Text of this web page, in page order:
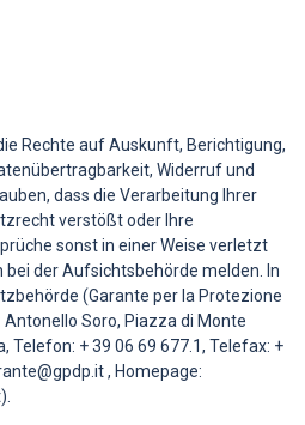
Rechte auf Auskunft, Berichtigung,
Widerruf und
dass die Verarbeitung Ihrer
verstößt oder Ihre
sonst in einer Weise verletzt
bei der Aufsichtsbehörde melden. In
(Garante per la Protezione
Soro, Piazza di Monte
Telefon: + 39 06 69 677.1, Telefax: +
, Homepage: